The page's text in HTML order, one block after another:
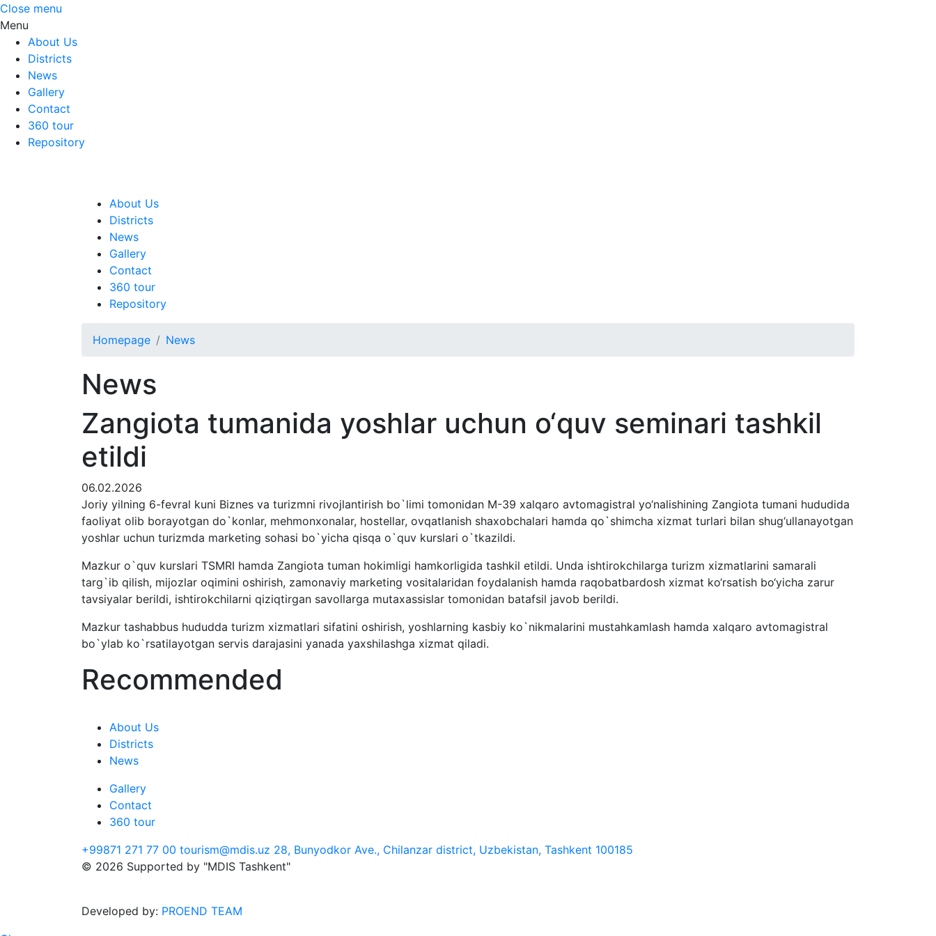
Close menu
Menu
About Us
Districts
News
Gallery
Contact
360 tour
Repository
About Us
Districts
News
Gallery
Contact
360 tour
Repository
Homepage News
News
Zangiota tumanida yoshlar uchun o‘quv seminari tashkil
etildi
06.02.2026
Joriy yilning 6-fevral kuni Biznes va turizmni rivojlantirish bo`limi tomonidan M-39 xalqaro avtomagistral yo‘nalishining Zangiota tumani hududida
faoliyat olib borayotgan do`konlar, mehmonxonalar, hostellar, ovqatlanish shaxobchalari hamda qo`shimcha xizmat turlari bilan shug‘ullanayotgan
yoshlar uchun turizmda marketing sohasi bo`yicha qisqa o`quv kurslari o`tkazildi.
Mazkur o`quv kurslari TSMRI hamda Zangiota tuman hokimligi hamkorligida tashkil etildi. Unda ishtirokchilarga turizm xizmatlarini samarali
targ`ib qilish, mijozlar oqimini oshirish, zamonaviy marketing vositalaridan foydalanish hamda raqobatbardosh xizmat ko‘rsatish bo‘yicha zarur
tavsiyalar berildi, ishtirokchilarni qiziqtirgan savollarga mutaxassislar tomonidan batafsil javob berildi.
Mazkur tashabbus hududda turizm xizmatlari sifatini oshirish, yoshlarning kasbiy ko`nikmalarini mustahkamlash hamda xalqaro avtomagistral
bo`ylab ko`rsatilayotgan servis darajasini yanada yaxshilashga xizmat qiladi.
Recommended
About Us
Districts
News
Gallery
Contact
360 tour
+99871 271 77 00 tourism@mdis.uz 28, Bunyodkor Ave., Chilanzar district, Uzbekistan, Tashkent 100185
© 2026 Supported by "MDIS Tashkent"
Developed by: PROEND TEAM